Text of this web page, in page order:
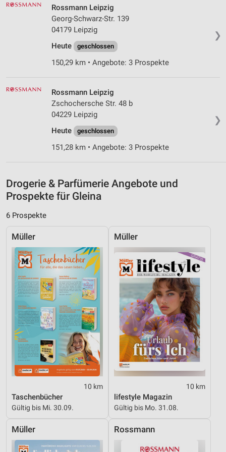
❯
Rossmann Leipzig
Georg-Schwarz-Str. 139
04179 Leipzig
Heute
geschlossen
150,29 km • Angebote: 3 Prospekte
❯
Rossmann Leipzig
Zschochersche Str. 48 b
04229 Leipzig
Heute
geschlossen
151,28 km • Angebote: 3 Prospekte
Drogerie & Parfümerie Angebote und
Prospekte für Gleina
6 Prospekte
Müller
10 km
Taschenbücher
Gültig bis Mi. 30.09.
Müller
10 km
lifestyle Magazin
Gültig bis Mo. 31.08.
Müller Rossmann
personalisierter Werbung
Erstellung von Profilen zur Personalisierung
von Inhalten
Verwendung von Profilen zur Auswahl
personalisierter Inhalte
Messung der Performance von Inhalten
Analyse von Zielgruppen durch Statistiken oder
Kombinationen von Daten aus verschiedenen
Verwendung reduzierter Daten zur Auswahl von
Inhalten
Informationen identifizieren
Nicht-IAB-Verarbeitungszwecke:
Notwendig
Performance
Funktional
Werbung